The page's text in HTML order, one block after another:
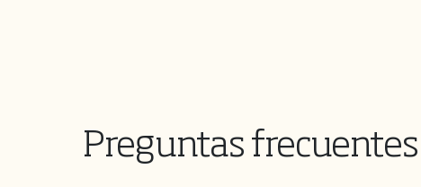
Preguntas